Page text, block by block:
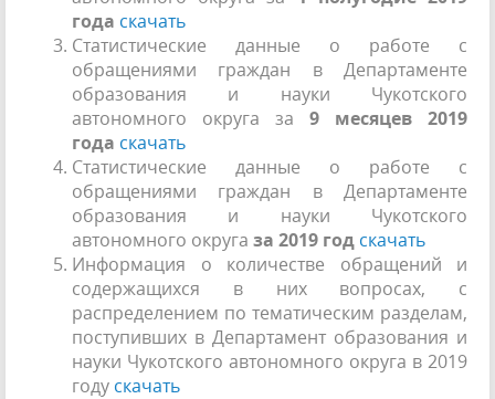
года скачать
Статистические данные о работе с
обращениями граждан в Департаменте
образования и науки Чукотского
автономного округа за 9 месяцев 2019
года скачать
Статистические данные о работе с
обращениями граждан в Департаменте
образования и науки Чукотского
автономного округа за 2019 год скачать
Информация о количестве обращений и
содержащихся в них вопросах, с
распределением по тематическим разделам,
поступивших в Департамент образования и
науки Чукотского автономного округа в 2019
году скачать